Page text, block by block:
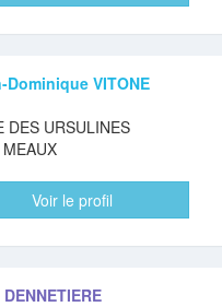
Dominique VITONE
DES URSULINES
Voir le profil